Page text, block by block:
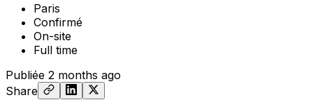
Paris
Confirmé
On-site
Full time
Publiée 2 months ago
Share